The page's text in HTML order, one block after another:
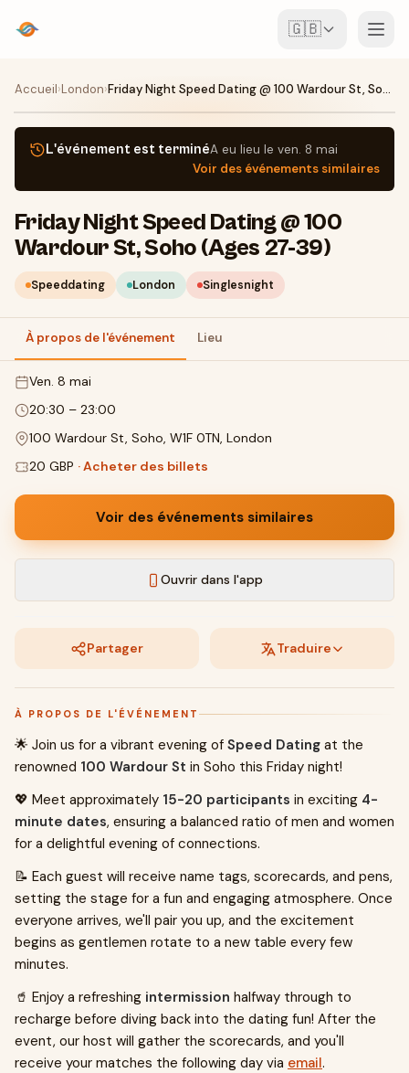
🇬🇧
Événements
Carte
Pour les organisateurs
Créer un événement Télécharger l'appli
Accueil›London› Friday Night Speed Dating @ 100 Wardour St, Soho (Ages 27-39)
L'événement est terminéA eu lieu le ven. 8 mai
Voir des événements similaires
Friday Night Speed Dating @ 100
Wardour St, Soho (Ages 27-39)
Speeddating London Singlesnight
À propos de l'événement Lieu
ven. 8 mai
20:30 – 23:00
100 Wardour St, Soho, W1F 0TN, London
20 GBP ·Acheter des billets
Voir des événements similaires
Ouvrir dans l'app
Partager Traduire
À PROPOS DE L'ÉVÉNEMENT
🌟 Join us for a vibrant evening of Speed Dating at the
renowned 100 Wardour St in Soho this Friday night!
💖 Meet approximately 15-20 participants in exciting 4-
minute dates, ensuring a balanced ratio of men and women
for a delightful evening of connections.
📝 Each guest will receive name tags, scorecards, and pens,
setting the stage for a fun and engaging atmosphere. Once
everyone arrives, we'll pair you up, and the excitement
begins as gentlemen rotate to a new table every few
minutes.
🥤 Enjoy a refreshing intermission halfway through to
recharge before diving back into the dating fun! After the
event, our host will gather the scorecards, and you'll
receive your matches the following day via email.